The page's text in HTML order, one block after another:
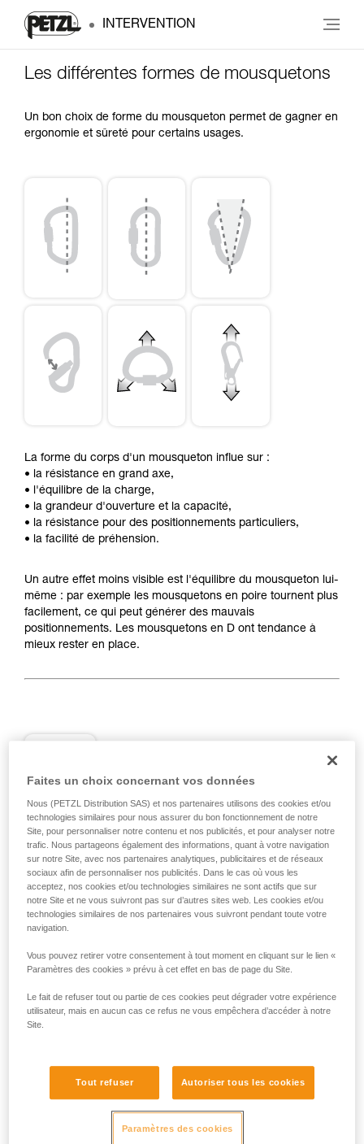
INTERVENTION
Les différentes formes de mousquetons
Un bon choix de forme du mousqueton permet de gagner en
ergonomie et sûreté pour certains usages.
La forme du corps d'un mousqueton influe sur :
• la résistance en grand axe,
• l'équilibre de la charge,
• la grandeur d'ouverture et la capacité,
• la résistance pour des positionnements particuliers,
• la facilité de préhension.
Un autre effet moins visible est l'équilibre du mousqueton lui-
même : par exemple les mousquetons en poire tournent plus
facilement, ce qui peut générer des mauvais
positionnements. Les mousquetons en D ont tendance à
mieux rester en place.
Positionnement de la charge dans l'axe de
résistance maximale, au plus près du côté
fermé du corps. Adapté aux charges
simples (connexion d'appareils, connexion
à l'ancrage...).
Faites un choix concernant vos données
Nous (PETZL Distribution SAS) et nos partenaires utilisons des cookies et/ou
technologies similaires pour nous assurer du bon fonctionnement de notre
Site, pour personnaliser notre contenu et nos publicités, et pour analyser notre
trafic. Nous partageons également des informations, quant à votre navigation
sur notre Site, avec nos partenaires analytiques, publicitaires et de réseaux
sociaux afin de personnaliser nos publicités. Dans le cas où vous les
acceptez, nos cookies et/ou technologies similaires ne sont actifs que sur
notre Site et ne vous suivront pas sur d’autres sites web. Les cookies et/ou
technologies similaires de nos partenaires vous suivront pendant toute votre
navigation.
Vous pouvez retirer votre consentement à tout moment en cliquant sur le lien «
Paramètres des cookies » prévu à cet effet en bas de page du Site.
Le fait de refuser tout ou partie de ces cookies peut dégrader votre expérience
utilisateur, mais en aucun cas ce refus ne vous empêchera d’accéder à notre
Site.
Tout refuser Autoriser tous les cookies
Paramètres des cookies